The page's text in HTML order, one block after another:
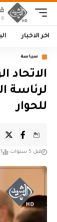
اخر الاخبار
سياسة
لرئاسة
للحوار
قبل 5 سنوات 11